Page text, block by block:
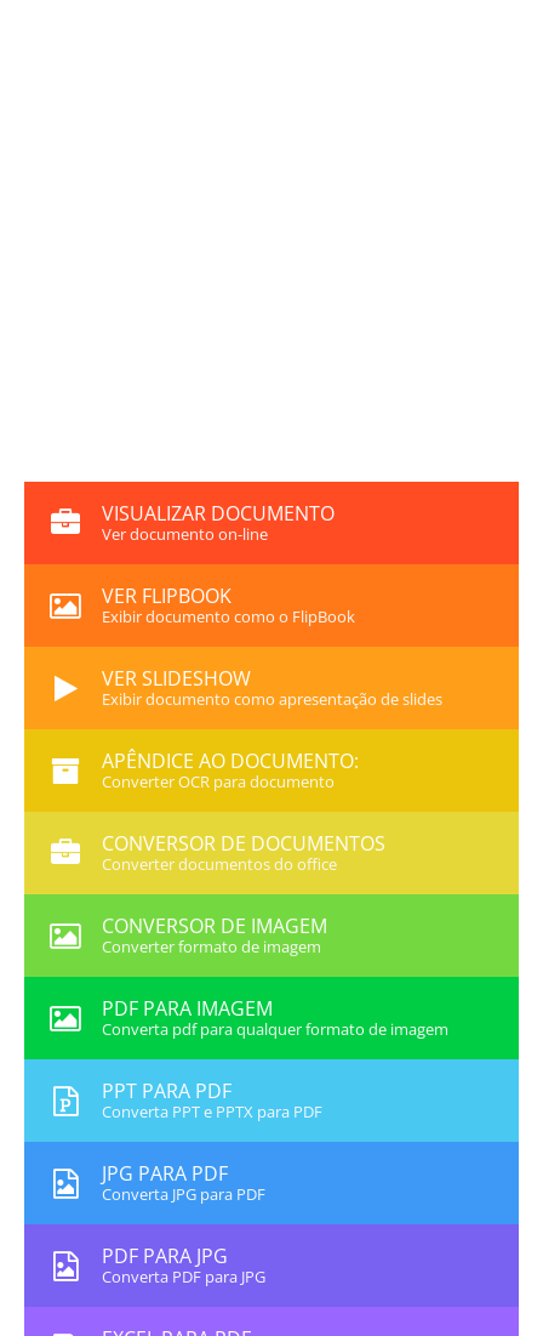
VISUALIZAR DOCUMENTO
Ver documento on-line
VER FLIPBOOK
Exibir documento como o FlipBook
VER SLIDESHOW
Exibir documento como apresentação de slides
APÊNDICE AO DOCUMENTO:
Converter OCR para documento
CONVERSOR DE DOCUMENTOS
Converter documentos do office
CONVERSOR DE IMAGEM
Converter formato de imagem
PDF PARA IMAGEM
Converta pdf para qualquer formato de imagem
PPT PARA PDF
Converta PPT e PPTX para PDF
JPG PARA PDF
Converta JPG para PDF
PDF PARA JPG
Converta PDF para JPG